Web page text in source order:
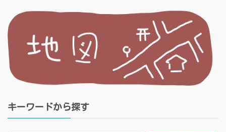
キーワードから探す